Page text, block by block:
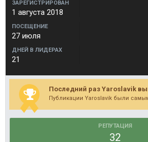
ЗАРЕГИСТРИРОВАН
1 августа 2018
ПОСЕЩЕНИЕ
27 июля
ДНЕЙ В ЛИДЕРАХ
21
Последний раз Yaroslavik
Публикации Yaroslavik были
РЕПУТАЦИЯ
32